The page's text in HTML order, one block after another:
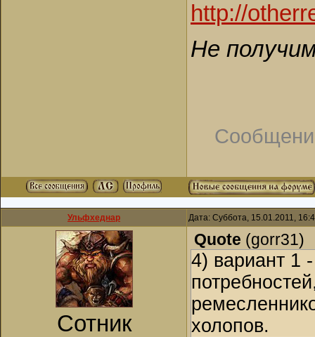
http://
Не
Ульфхеднар Дата: Суббота, 15.01.2011,
Сотник
Quote (gorr31)
4) вариант 1
холопов.